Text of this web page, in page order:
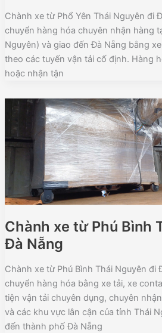
Chành xe từ Phổ Yên Thái Nguyên đi
chuyển hàng hóa chuyên nhận hàng
Nguyên) và giao đến Đà Nẵng bằng
theo các tuyến vận tải cố định. Hàng
hoặc nhận tận
Chành xe từ Phú Bình
Đà Nẵng
Chành xe từ Phú Bình Thái Nguyên đi
chuyển hàng hóa bằng xe tải, xe
tiện vận tải chuyên dụng, chuyên
và các khu vực lân cận của tỉnh Thái
đến thành phố Đà Nẵng